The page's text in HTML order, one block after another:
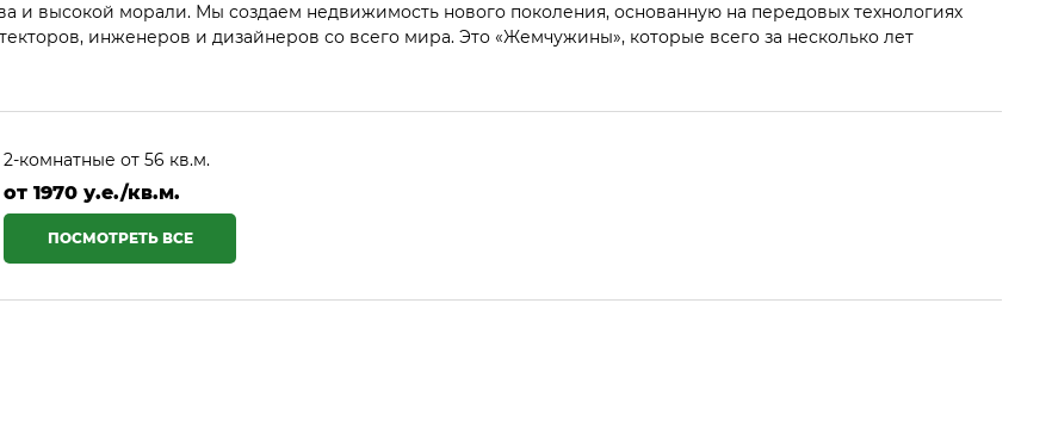
и высокой морали. Мы создаем недвижимость нового поколения, основанную на передовых технологиях
инженеров и дизайнеров со всего мира. Это «Жемчужины», которые всего за несколько лет
2-комнатные от 56 кв.м.
от 1970 у.е./кв.м.
ПОСМОТРЕТЬ ВСЕ